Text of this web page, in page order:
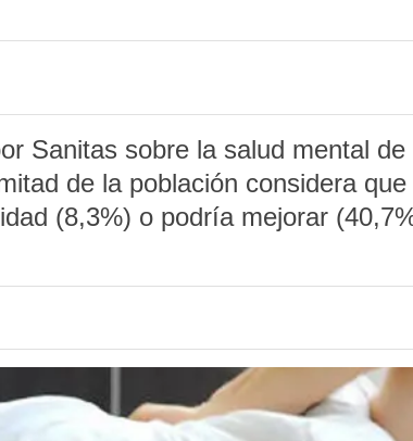
Sanitas sobre la salud mental
de la población considera
(8,3%) o podría mejorar